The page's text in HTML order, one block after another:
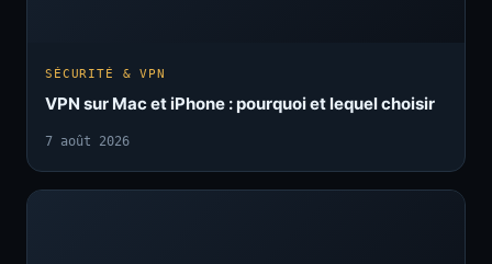
SÉCURITÉ & VPN
VPN sur Mac et iPhone : pourquoi et lequel choisir
7 août 2026